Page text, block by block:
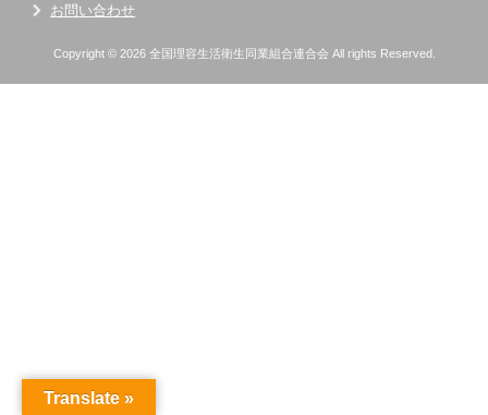
お問い合わせ
Copyright © 2026 全国理容生活衛生同業組合連合会 All rights Reserved.
Translate »